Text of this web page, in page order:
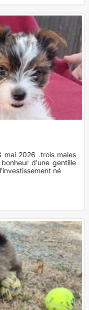
mai 2026 .trois males
d'une gentille
né